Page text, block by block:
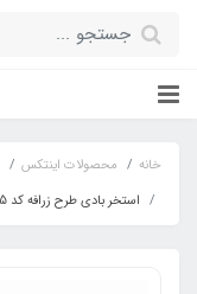
خانه محصولات اینتکس
استخر بادی طرح زرافه کد 57105